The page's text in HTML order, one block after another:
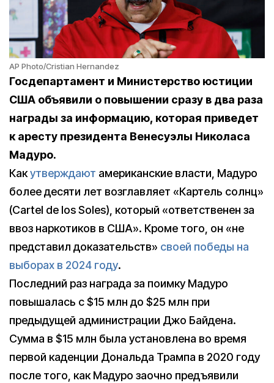
AP Photo/Cristian Hernandez
Госдепартамент и Министерство юстиции
США объявили о повышении сразу в два раза
награды за информацию, которая приведет
к аресту президента Венесуэлы Николаса
Мадуро.
Какутверждают американские власти, Мадуро
более десяти лет возглавляет «Картель солнц»
(Cartel de los Soles), который «ответственен за
ввоз наркотиков в США». Кроме того, он «не
представил доказательств» своей победы на
выборах в 2024 году.
Последний раз награда за поимку Мадуро
повышалась с $15 млн до $25 млн при
предыдущей администрации Джо Байдена.
Сумма в $15 млн была установлена во время
первой каденции Дональда Трампа в 2020 году
после того, как Мадуро заочно предъявили